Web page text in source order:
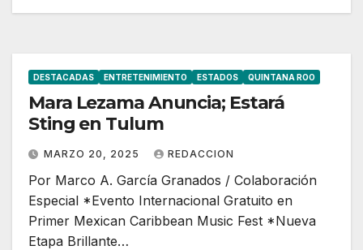
DESTACADAS ENTRETENIMIENTO ESTADOS QUINTANA ROO
Mara Lezama Anuncia; Estará
Sting en Tulum
MARZO 20, 2025 REDACCION
Por Marco A. García Granados / Colaboración
Especial *Evento Internacional Gratuito en
Primer Mexican Caribbean Music Fest *Nueva
Etapa Brillante…